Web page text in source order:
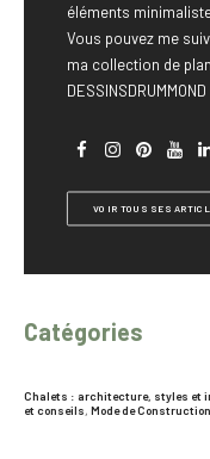
éléments
Vous pouvez me
ma collection de
DESSINSDRUMMOND
VOIR TOUS SES
Catégories
Chalets : architecture, styles et
et conseils, Mode de Construction